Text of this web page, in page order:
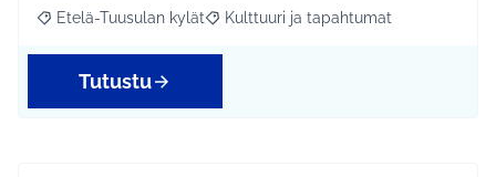
Rajaa tulokset aihepiirin mukaan: Etelä-Tuusulan kylät
Etelä-Tuusulan kylät Rajaa tulokset teeman mukaan:
Kulttuuri ja tapahtumat
Tutustu